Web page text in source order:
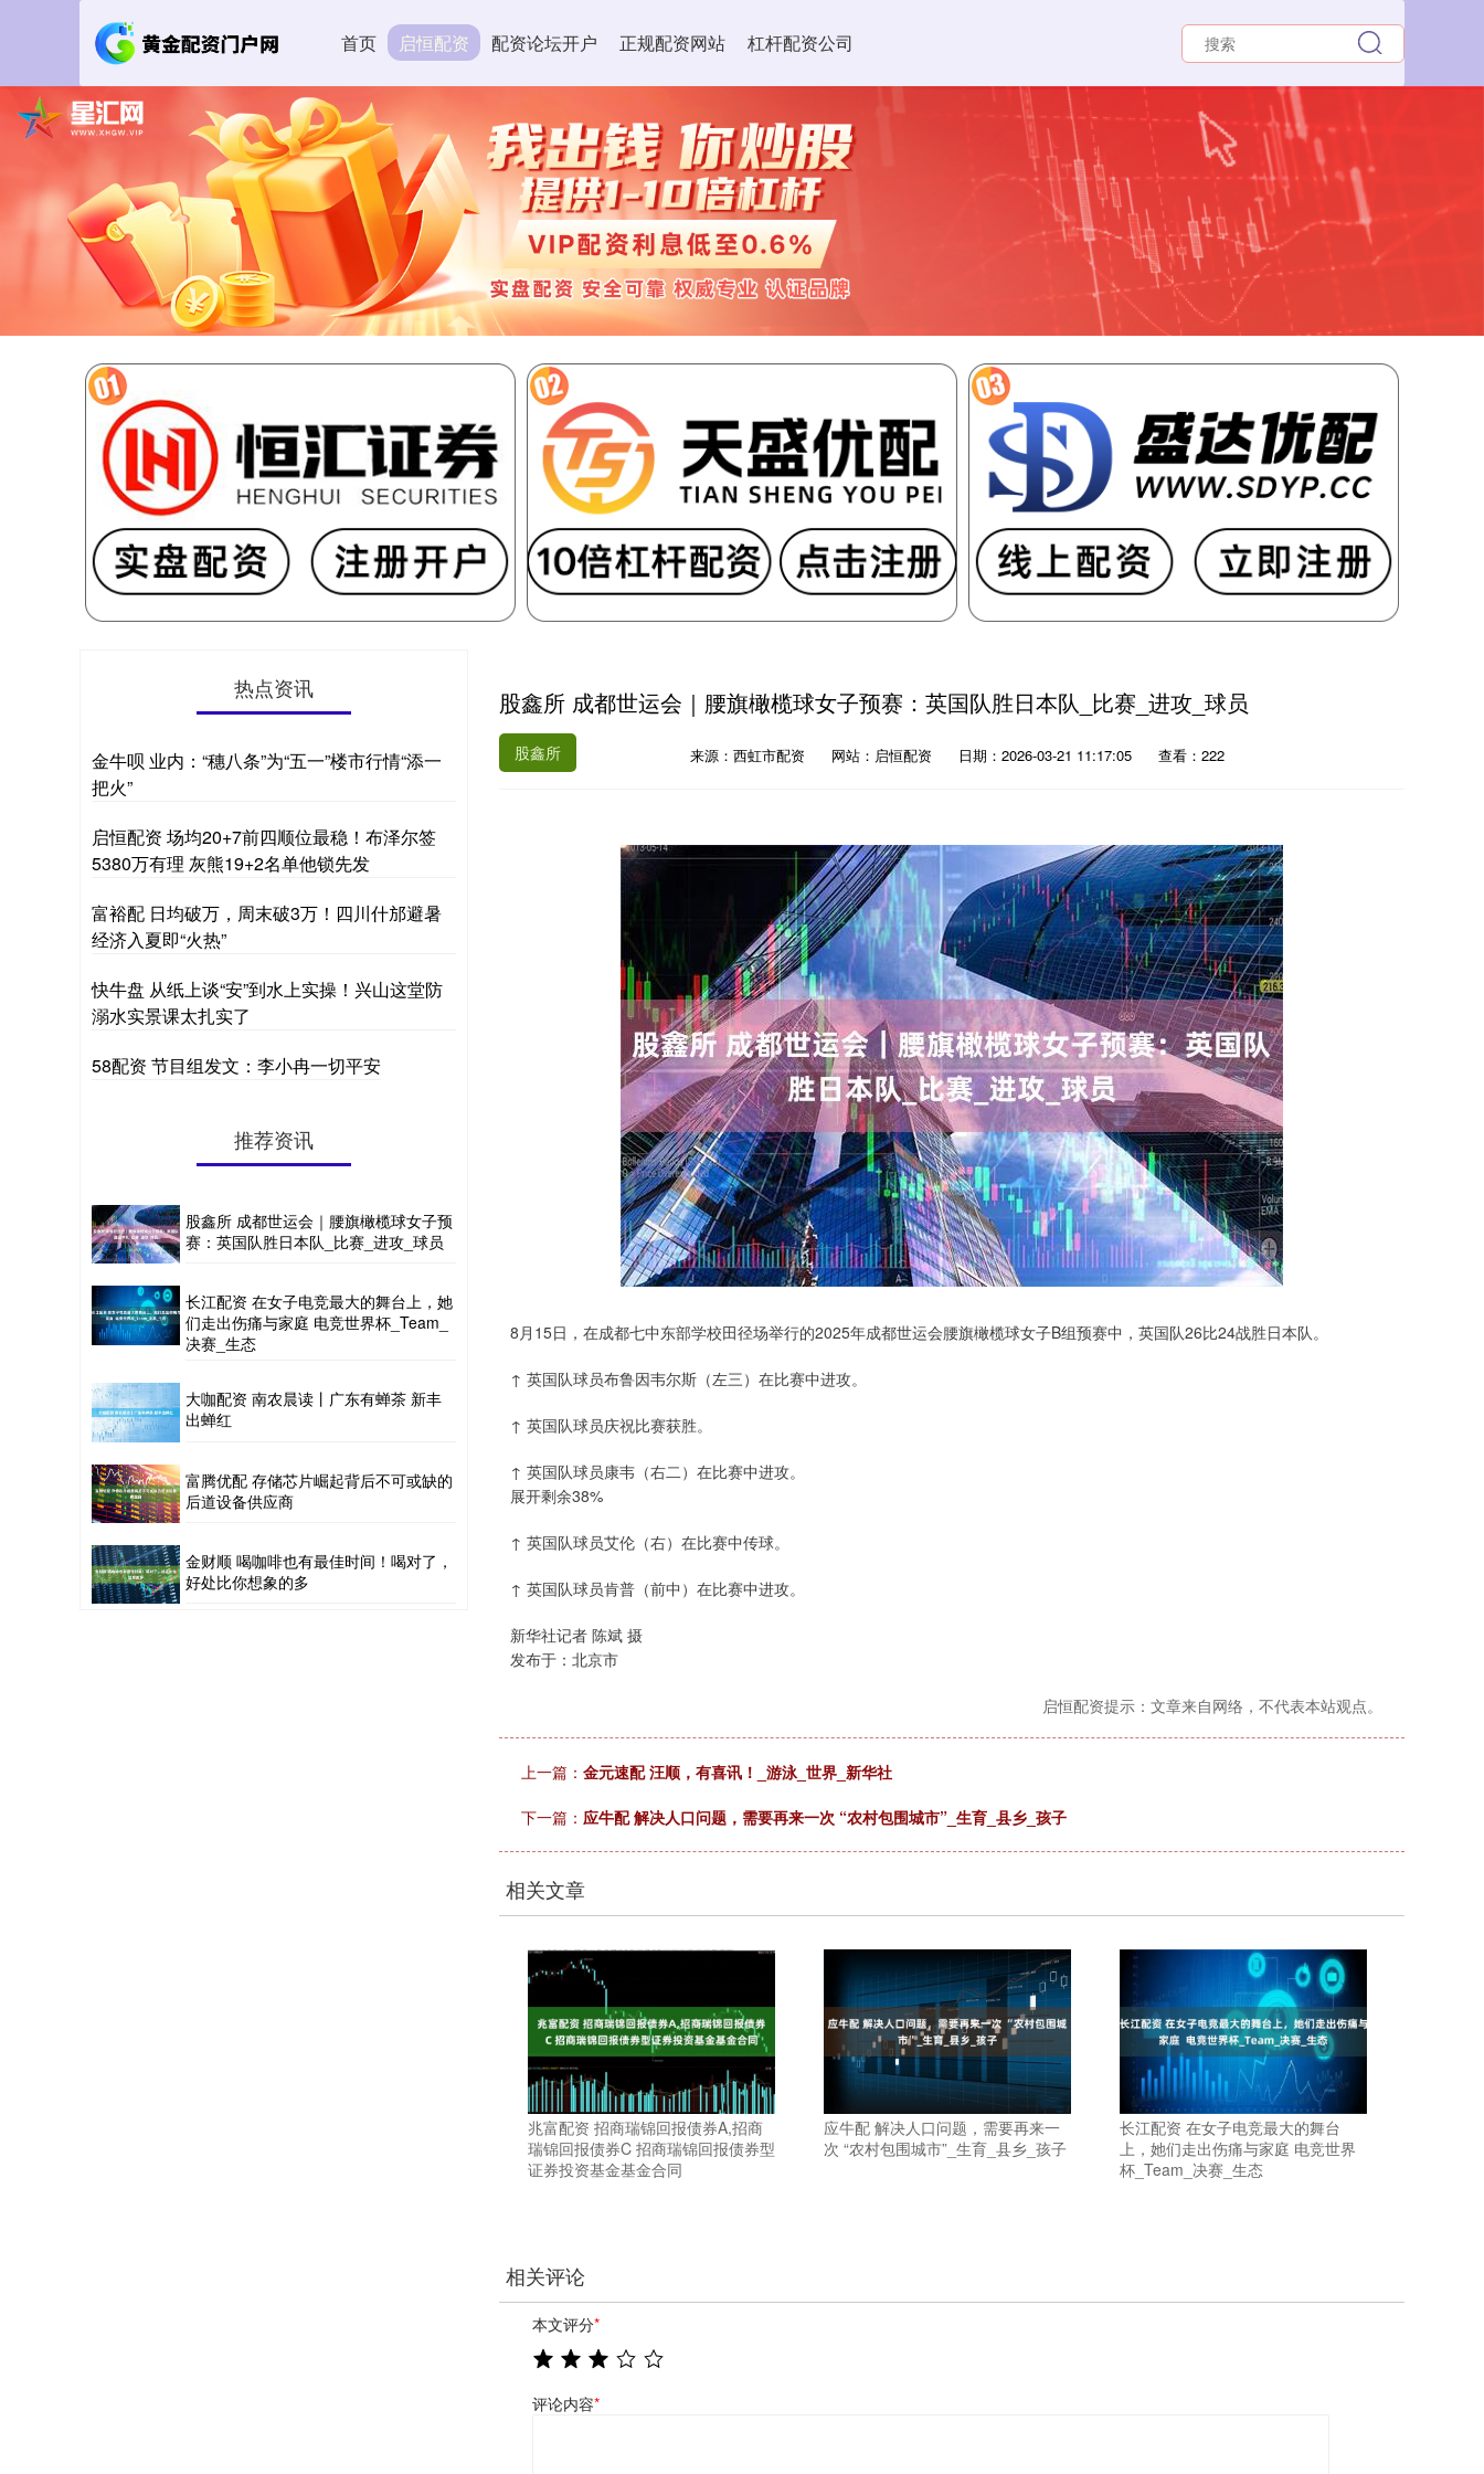
首页 启恒配资 配资论坛开户 正规配资网站 杠杆配资公司
股鑫所 成都世运会｜腰旗橄榄球女子预赛：英国队胜日本队_比赛_进攻_球员
股鑫所 来源：西虹市配资 网站：启恒配资 日期：2026-03-21 11:17:05 查看：222
8月15日，在成都七中东部学校田径场举行的2025年成都世运会腰旗橄榄球女子B组预赛中，英国队26比24战胜日本队。
↑ 英国队球员布鲁因韦尔斯（左三）在比赛中进攻。
↑ 英国队球员庆祝比赛获胜。
↑ 英国队球员康韦（右二）在比赛中进攻。
展开剩余38%
↑ 英国队球员艾伦（右）在比赛中传球。
↑ 英国队球员肯普（前中）在比赛中进攻。
新华社记者 陈斌 摄
发布于：北京市
启恒配资提示：文章来自网络，不代表本站观点。
上一篇： 金元速配 汪顺，有喜讯！_游泳_世界_新华社
下一篇： 应牛配 解决人口问题，需要再来一次 “农村包围城市”_生育_县乡_孩子
相关文章
兆富配资 招商瑞锦回报债券A,招商
瑞锦回报债券C 招商瑞锦回报债券型
证券投资基金基金合同
应牛配 解决人口问题，需要再来一
次 “农村包围城市”_生育_县乡_孩子
长江配资 在女子电竞最大的舞台
上，她们走出伤痛与家庭 电竞世界
杯_Team_决赛_生态
相关评论
本文评分*
评论内容*
热点资讯
金牛呗 业内：“穗八条”为“五一”楼市行情“添一
把火”
启恒配资 场均20+7前四顺位最稳！布泽尔签
5380万有理 灰熊19+2名单他锁先发
富裕配 日均破万，周末破3万！四川什邡避暑
经济入夏即“火热”
快牛盘 从纸上谈“安”到水上实操！兴山这堂防
溺水实景课太扎实了
58配资 节目组发文：李小冉一切平安
推荐资讯
股鑫所 成都世运会｜腰旗橄榄球女子预
赛：英国队胜日本队_比赛_进攻_球员
长江配资 在女子电竞最大的舞台上，她
们走出伤痛与家庭 电竞世界杯_Team_
决赛_生态
大咖配资 南农晨读丨广东有蝉茶 新丰
出蝉红
富腾优配 存储芯片崛起背后不可或缺的
后道设备供应商
金财顺 喝咖啡也有最佳时间！喝对了，
好处比你想象的多